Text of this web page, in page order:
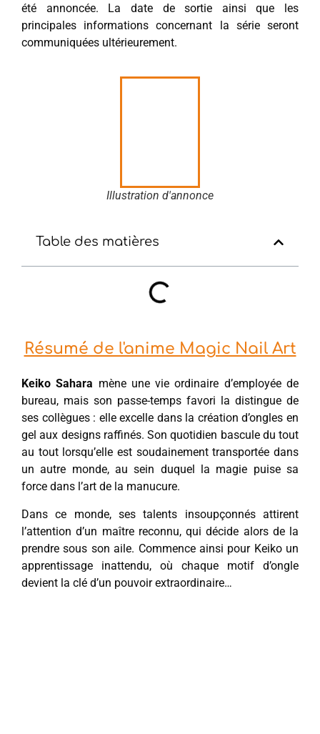
été annoncée. La date de sortie ainsi que les
principales informations concernant la série seront
communiquées ultérieurement.
Illustration d'annonce
Table des matières
Résumé de l'anime Magic Nail Art
Keiko Sahara mène une vie ordinaire d’employée de
bureau, mais son passe-temps favori la distingue de
ses collègues : elle excelle dans la création d’ongles en
gel aux designs raffinés. Son quotidien bascule du tout
au tout lorsqu’elle est soudainement transportée dans
un autre monde, au sein duquel la magie puise sa
force dans l’art de la manucure.
Dans ce monde, ses talents insoupçonnés attirent
l’attention d’un maître reconnu, qui décide alors de la
prendre sous son aile. Commence ainsi pour Keiko un
apprentissage inattendu, où chaque motif d’ongle
devient la clé d’un pouvoir extraordinaire…